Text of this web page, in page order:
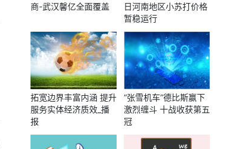
商-武汉馨亿全面覆盖
日河南地区小苏打价格
暂稳运行
拓宽边界丰富内涵 提升
服务实体经济质效_播
报
“张雪机车”德比斯赢下
激烈缠斗 十战收获第五
冠